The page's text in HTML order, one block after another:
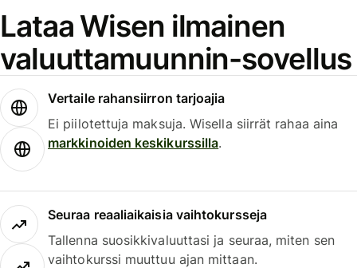
Lataa Wisen ilmainen
valuuttamuunnin-sovellus
Vertaile rahansiirron tarjoajia
Ei piilotettuja maksuja. Wisella siirrät rahaa aina
markkinoiden keskikurssilla.
Seuraa reaaliaikaisia vaihtokursseja
Tallenna suosikkivaluuttasi ja seuraa, miten sen
vaihtokurssi muuttuu ajan mittaan.